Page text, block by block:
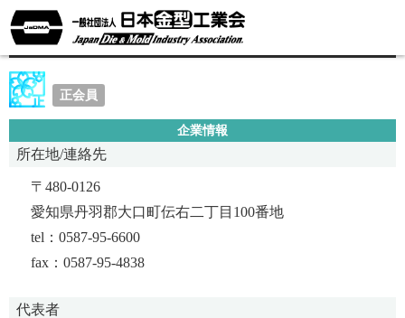
株式会社日章
正会員
企業情報
所在地/連絡先
〒480-0126
愛知県丹羽郡大口町伝右二丁目100番地
tel：0587-95-6600
fax：0587-95-4838
代表者